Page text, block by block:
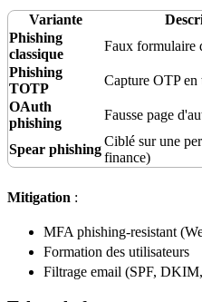
Variante
Phishing
classique
Faux formulaire
Phishing
TOTP
Capture OTP en
OAuth
phishing
Fausse page d'
Spear phishing
Ciblé sur une
finance)
Mitigation :
MFA phishing-resistant
Formation des utilisateurs
Filtrage email (SPF,